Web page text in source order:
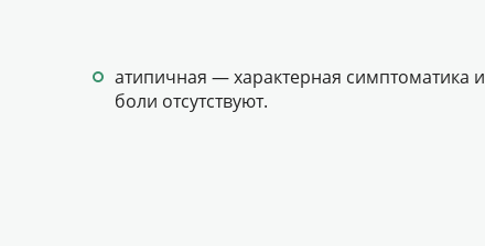
атипичная — характерная симптоматика и
боли отсутствуют.